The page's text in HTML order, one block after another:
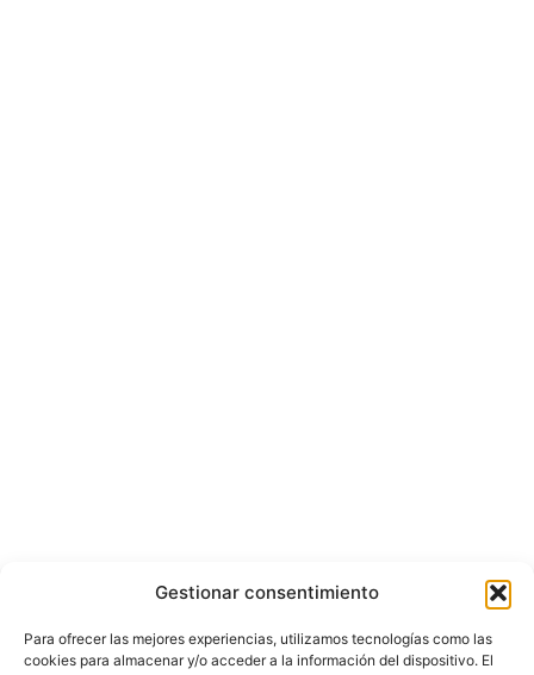
Gestionar consentimiento
Para ofrecer las mejores experiencias, utilizamos tecnologías como las
cookies para almacenar y/o acceder a la información del dispositivo. El